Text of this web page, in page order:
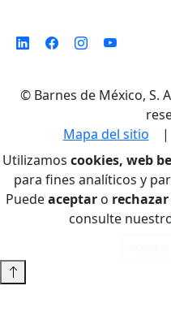
© Barnes de México, S.
Mapa del sitio
Utilizamos cookies, web
para fines analíticos y
Puedeaceptaro rechazar
consulte